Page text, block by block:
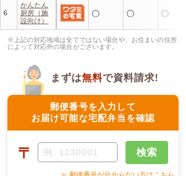
6
かんたん
厨房（施
設向け）
◯ ◯ ◯
※上記の対応地域は全てではない場合や、お住まいの住所
によって対応外の場合がございます。
郵便番号を入力して
お届け可能な宅配弁当を確認
まずは無料で資料請求!
〒 検索